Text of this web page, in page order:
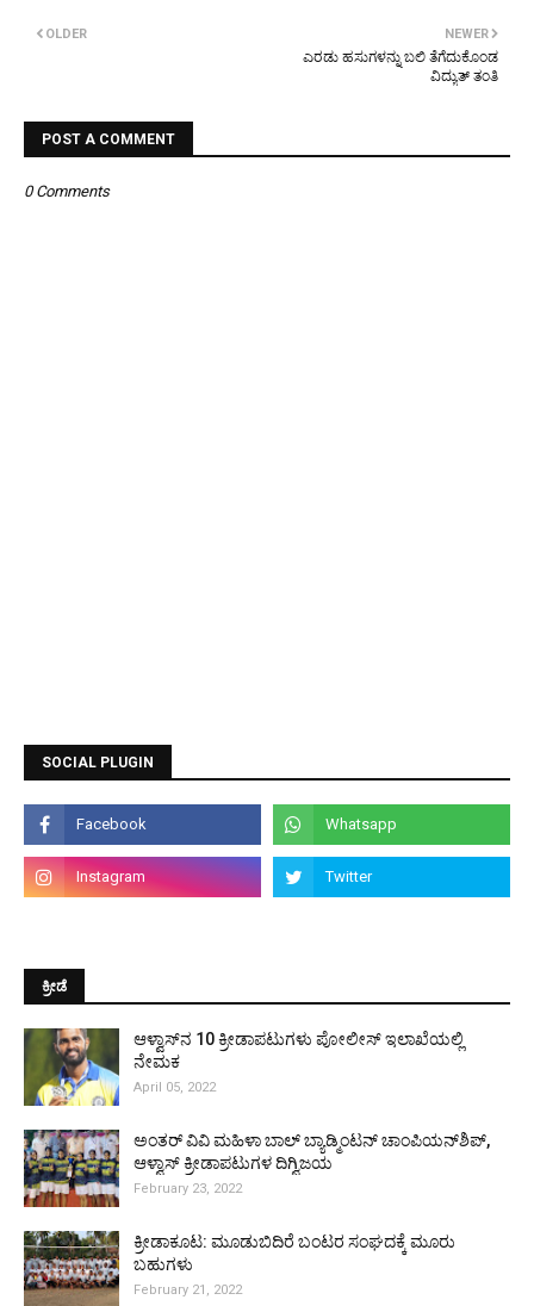
NEWER
ಎರಡು ಹಸುಗಳನ್ನು ಬಲಿ ತೆಗೆದುಕೊಂಡ
ವಿದ್ಯುತ್ ತಂತಿ
OLDER
POST A COMMENT
0 Comments
SOCIAL PLUGIN
ಕ್ರೀಡೆ
ಆಳ್ವಾಸ್‌ನ 10 ಕ್ರೀಡಾಪಟುಗಳು ಪೋಲೀಸ್ ಇಲಾಖೆಯಲ್ಲಿ
ನೇಮಕ
April 05, 2022
ಅಂತರ್ ವಿವಿ ಮಹಿಳಾ ಬಾಲ್ ಬ್ಯಾಡ್ಮಿಂಟನ್ ಚಾಂಪಿಯನ್‌ಶಿಪ್,
ಆಳ್ವಾಸ್ ಕ್ರೀಡಾಪಟುಗಳ ದಿಗ್ವಿಜಯ
February 23, 2022
ಕ್ರೀಡಾಕೂಟ: ಮೂಡುಬಿದಿರೆ ಬಂಟರ ಸಂಘದಕ್ಕೆ ಮೂರು
ಬಹುಗಳು
February 21, 2022